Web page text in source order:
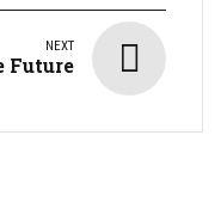
NEXT
Future